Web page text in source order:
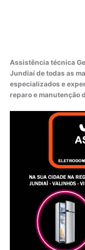
Assistência técnica
Jundiaí de todas as
especializados e
reparo e manutenção